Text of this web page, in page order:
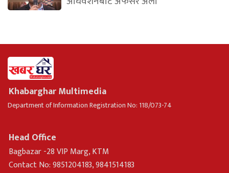
Khabarghar Multimedia
Department of Information Registration No: 118/073-74
Head Office
Bagbazar -28 VIP Marg, KTM
Contact No: 9851204183, 9841514183